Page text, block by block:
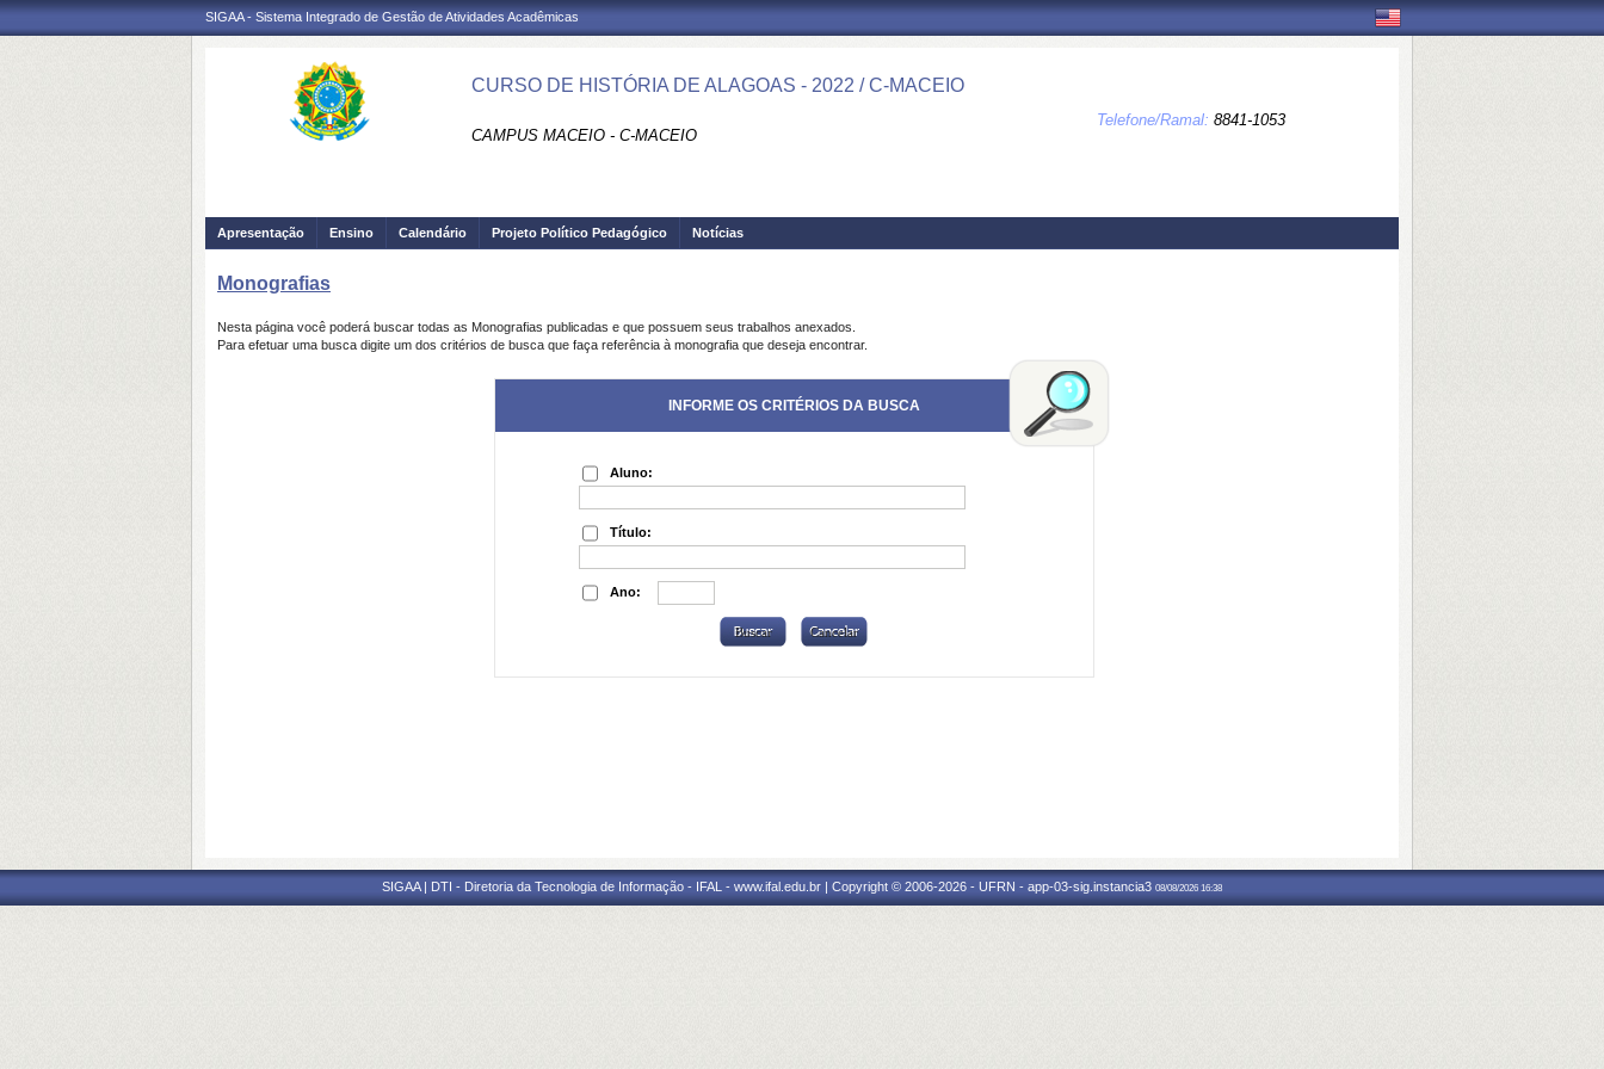
SIGAA - Sistema Integrado de Gestão de Atividades Acadêmicas
CURSO DE HISTÓRIA DE ALAGOAS - 2022 / C-MACEIO
CAMPUS MACEIO - C-MACEIO
Telefone/Ramal: 8841-1053
Apresentação Ensino Calendário Projeto Político Pedagógico Notícias
Monografias
Nesta página você poderá buscar todas as Monografias publicadas e que possuem seus trabalhos anexados.
Para efetuar uma busca digite um dos critérios de busca que faça referência à monografia que deseja encontrar.
INFORME OS CRITÉRIOS DA BUSCA
Aluno:
Título:
Ano:
SIGAA | DTI - Diretoria da Tecnologia de Informação - IFAL - www.ifal.edu.br | Copyright © 2006-2026 - UFRN - app-03-sig.instancia3 08/08/2026 16:38